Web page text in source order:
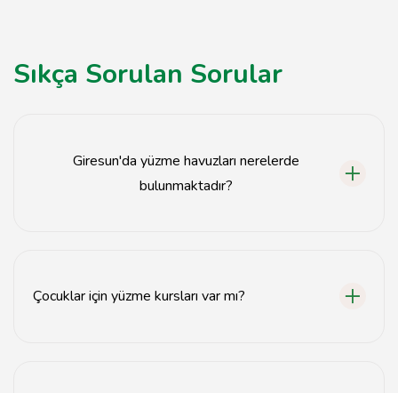
Sıkça Sorulan Sorular
Giresun'da yüzme havuzları nerelerde
bulunmaktadır?
Çocuklar için yüzme kursları var mı?